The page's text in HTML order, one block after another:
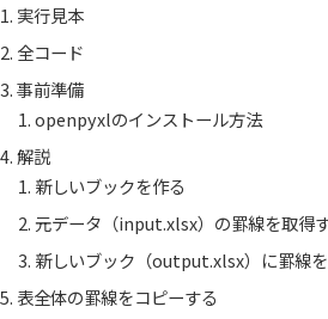
実行見本
全コード
事前準備
openpyxlのインストール方法
解説
新しいブックを作る
元データ（input.xlsx）の罫線を取得
新しいブック（output.xlsx）に罫線
表全体の罫線をコピーする